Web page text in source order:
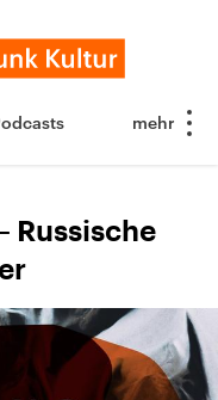
Russische